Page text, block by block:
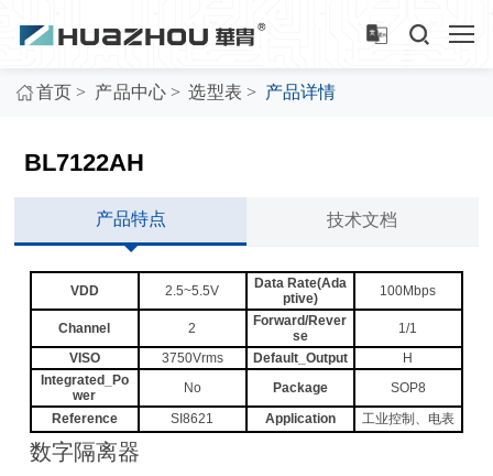
首页 > 产品中心 > 选型表 > 产品详情
BL7122AH
产品特点 技术文档
VDD 2.5~5.5V
Data Rate(Ada
ptive)
100Mbps
Channel 2
Forward/Rever
se
1/1
VISO
3750Vrms Default_Output
H
Integrated_Po
wer
No Package
SOP8
Reference
SI8621 Application 工业控制、电表
数字隔离器